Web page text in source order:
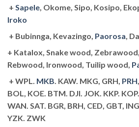
+ Sapele, Okome, Sipo, Kosipo,
Iroko
+ Bubinnga, Kevazingo, Paorosa,
+ Katalox, Snake wood, Zebrawood,
Rebwood, Ironwood, Tuilip wood,
+ WPL. MKB. KAW. MKG, GRH, PRH,
BOL, KOE. BTM. DJI. JOK. KKP.
WAN. SAT. BGR, BRH, CED, GBT,
YZK. ZWK